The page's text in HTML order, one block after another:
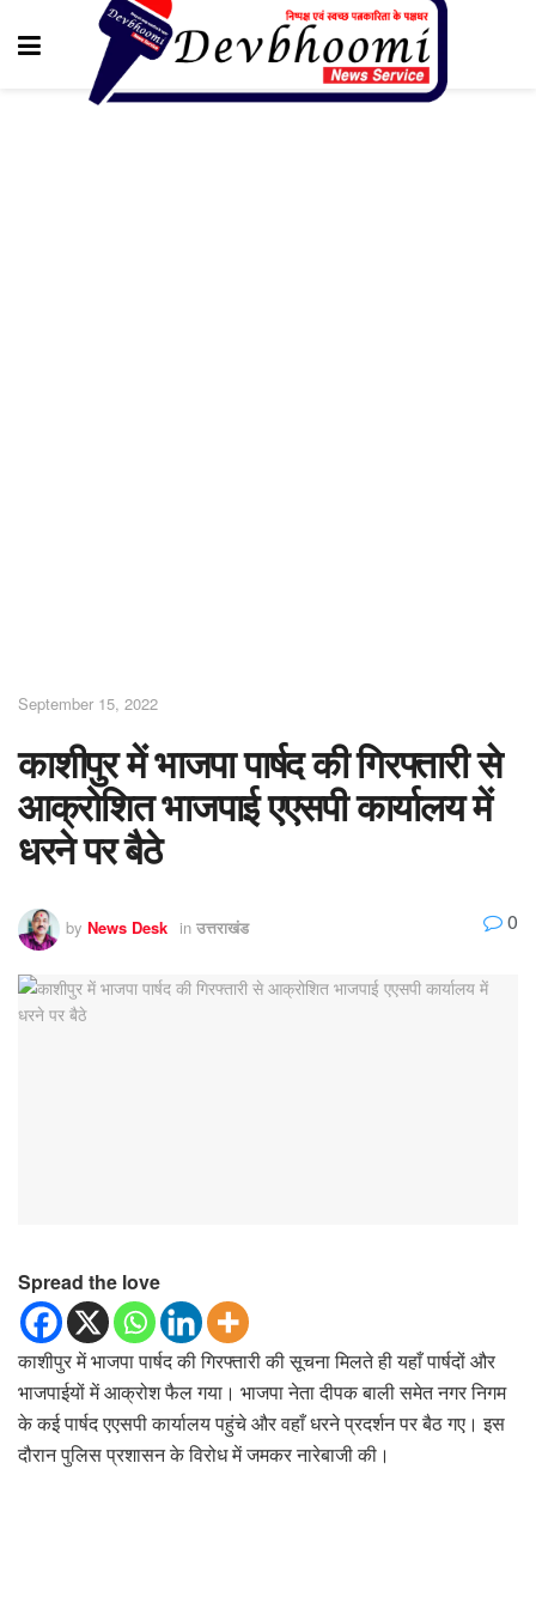
September 15, 2022
काशीपुर में भाजपा पार्षद की गिरफ्तारी से
आक्रोशित भाजपाई एएसपी कार्यालय में
धरने पर बैठे
by News Desk in उत्तराखंड 0
Spread the love
काशीपुर में भाजपा पार्षद की गिरफ्तारी की सूचना मिलते ही यहाँ पार्षदों और
भाजपाईयों में आक्रोश फैल गया। भाजपा नेता दीपक बाली समेत नगर निगम
के कई पार्षद एएसपी कार्यालय पहुंचे और वहाँ धरने प्रदर्शन पर बैठ गए। इस
दौरान पुलिस प्रशासन के विरोध में जमकर नारेबाजी की।